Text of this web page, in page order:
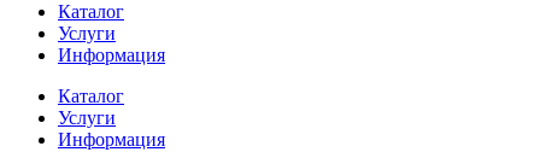
Каталог
Услуги
Информация
Каталог
Услуги
Информация